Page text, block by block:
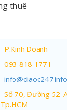
thuê
P.Kinh Doanh
093 818 1771
info@diaoc247.info
Số 70, Đường 52-